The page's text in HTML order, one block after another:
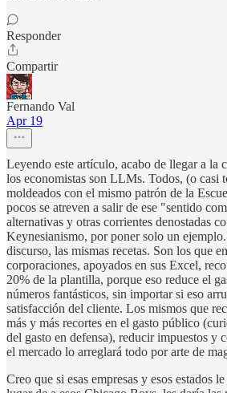
Responder
Compartir
Fernando Val
Apr 19
Leyendo este artículo, acabo de llegar a la
los economistas son LLMs. Todos, (o casi
moldeados con el mismo patrón de la
pocos se atreven a salir de ese "sentido
alternativas y otras corrientes denostadas
Keynesianismo, por poner solo un
discurso, las mismas recetas. Son los que
corporaciones, apoyados en sus Excel,
20% de la plantilla, porque eso reduce el
números fantásticos, sin importar si eso
satisfacción del cliente. Los mismos que
más y más recortes en el gasto público
del gasto en defensa), reducir impuestos y
el mercado lo arreglará todo por arte de
Creo que si esas empresas y esos estados